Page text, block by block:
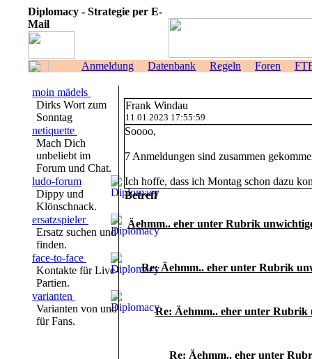
Diplomacy - Strategie per E-
Mail
Anmeldung Datenbank Regeln Foren
moin mädels
Dirks Wort zum
Sonntag
netiquette
Mach Dich
unbeliebt im
Forum und Chat.
ludo-forum
Dippy und
Klönschnack.
ersatzspieler
Ersatz suchen und
finden.
face-to-face
Kontakte für Live-
Partien.
varianten
Varianten von und
für Fans.
Frank Windau
11.01.2023 17:55:59
Soooo,
7 Anmeldungen sind zusammen
Ich hoffe, dass ich Montag schon dazu
Betreff
Äehmm.. eher unter Rubrik
Re: Äehmm.. eher unter Rubrik
Re: Äehmm.. eher unter Rubrik
Re: Äehmm.. eher unter